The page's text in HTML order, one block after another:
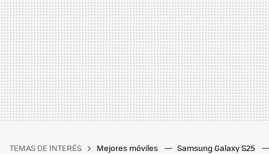
TEMAS DE INTERÉS Mejores móviles Samsung Galaxy S25